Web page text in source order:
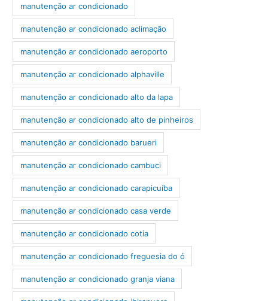
manutenção ar condicionado
manutenção ar condicionado aclimação
manutenção ar condicionado aeroporto
manutenção ar condicionado alphaville
manutenção ar condicionado alto da lapa
manutenção ar condicionado alto de pinheiros
manutenção ar condicionado barueri
manutenção ar condicionado cambuci
manutenção ar condicionado carapicuíba
manutenção ar condicionado casa verde
manutenção ar condicionado cotia
manutenção ar condicionado freguesia do ó
manutenção ar condicionado granja viana